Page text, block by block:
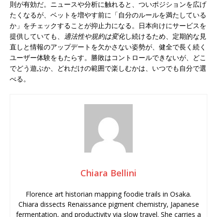
則が有効だ。ニュースや分析に触れると、ついポジションを広げ
たくなるが、ベットを増やす前に「自分のルールを満たしている
か」をチェックすることが抑止力になる。日本向けにサービスを
提供していても、 適法性や規約は変化し続けるため、定期的な見
直しと情報のアップデートを欠かさない姿勢が、健全で長く続く
ユーザー体験をもたらす。勝敗はコントロールできないが、どこ
でどう遊ぶか、どれだけの範囲で楽しむかは、いつでも自分で選
べる。
Chiara Bellini
Florence art historian mapping foodie trails in Osaka.
Chiara dissects Renaissance pigment chemistry, Japanese
fermentation, and productivity via slow travel. She carries a